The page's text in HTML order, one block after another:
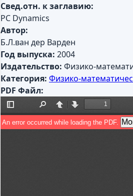
Свед.отн. к заглавию:
PC Dynamics
Автор:
Б.Л.ван дер Варден
Год выпуска: 2004
Издательство: Физико-
Категория: Физико-
PDF Файл: